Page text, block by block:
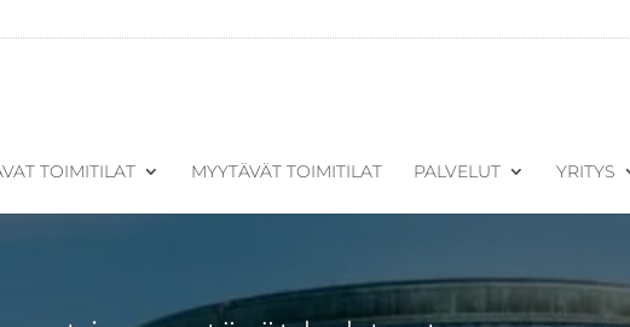
TOIMITILAT MYYTÄVÄT TOIMITILAT PALVELUT YRITYS